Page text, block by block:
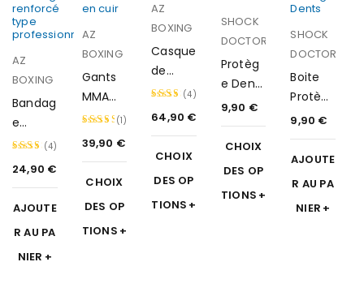
AZ
BOXING
Bandag
e
renforc
é
Note
5.00
sur 5
(4)
24,90 €
AJOUTE
R AU PA
NIER
AZ
BOXING
Gants
MMA
One
Note
5.00
sur 5
(1)
39,90 €
CHOIX
DES OP
TIONS
AZ
BOXING
Casque
de
boxe
en cuir
Note
5.00
sur 5
(4)
64,90 €
CHOIX
DES OP
TIONS
SHOCK
DOCTOR
Protèg
e Dents
V1.5
9,90 €
CHOIX
DES OP
TIONS
SHOCK
DOCTOR
Boite
Protèg
e Dents
9,90 €
AJOUTE
R AU PA
NIER